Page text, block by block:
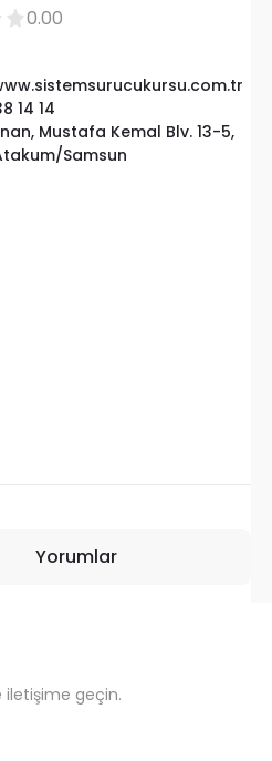
0.00
14 14
Mustafa Kemal Blv. 13-5,
Samsun
Yorumlar
iletişime geçin.